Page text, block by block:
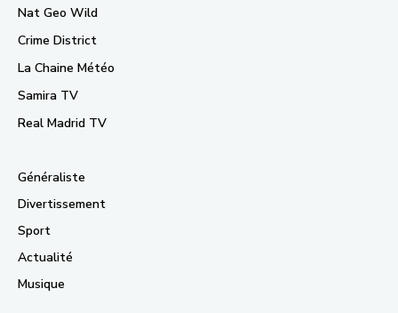
Nat Geo Wild
Crime District
La Chaine Météo
Samira TV
Real Madrid TV
Généraliste
Divertissement
Sport
Actualité
Musique